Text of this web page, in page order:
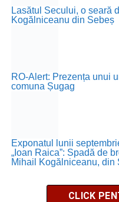
Lasătul Secului, o seară
Kogălniceanu din Sebeș
RO-Alert: Prezența unui
comuna Șugag
Exponatul lunii
„Ioan Raica”: Spadă de
Mihail Kogălniceanu, din
CLICK